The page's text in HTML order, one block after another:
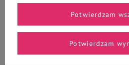
Zaufane i
naszych
Potwierdzam
Potwierdzam